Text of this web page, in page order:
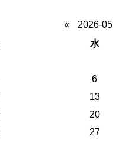
« 2026-05
水
6
13
20
27